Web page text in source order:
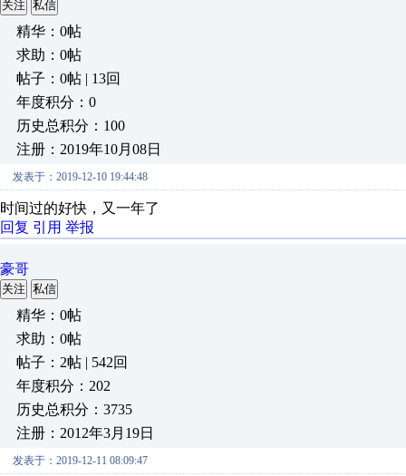
关注 私信
精华：0帖
求助：0帖
帖子：0帖 | 13回
年度积分：0
历史总积分：100
注册：2019年10月08日
发表于：2019-12-10 19:44:48
时间过的好快，又一年了
回复 引用 举报
豪哥
关注 私信
精华：0帖
求助：0帖
帖子：2帖 | 542回
年度积分：202
历史总积分：3735
注册：2012年3月19日
发表于：2019-12-11 08:09:47